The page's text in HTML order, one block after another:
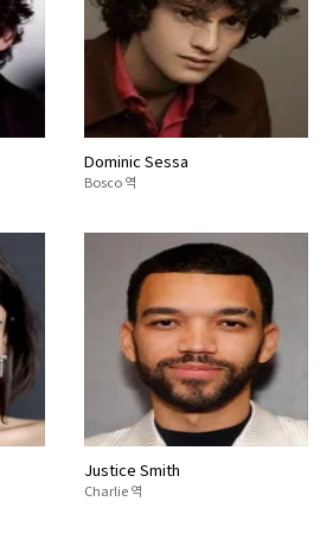
Dominic Sessa
Bosco 역
Justice Smith
Charlie 역